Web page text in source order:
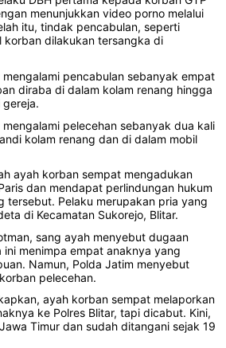
menunjukkan video porno melalui
itu, tindak pencabulan, seperti
korban dilakukan tersangka di
pencabulan sebanyak empat
diraba di dalam kolam renang hingga
pelecehan sebanyak dua kali
kolam renang dan di dalam mobil
ayah korban sempat mengadukan
dan mendapat perlindungan hukum
tersebut. Pelaku merupakan pria yang
di Kecamatan Sukorejo, Blitar.
sang ayah menyebut dugaan
menimpa empat anaknya yang
Namun, Polda Jatim menyebut
pelecehan.
ayah korban sempat melaporkan
ke Polres Blitar, tapi dicabut. Kini,
Timur dan sudah ditangani sejak 19